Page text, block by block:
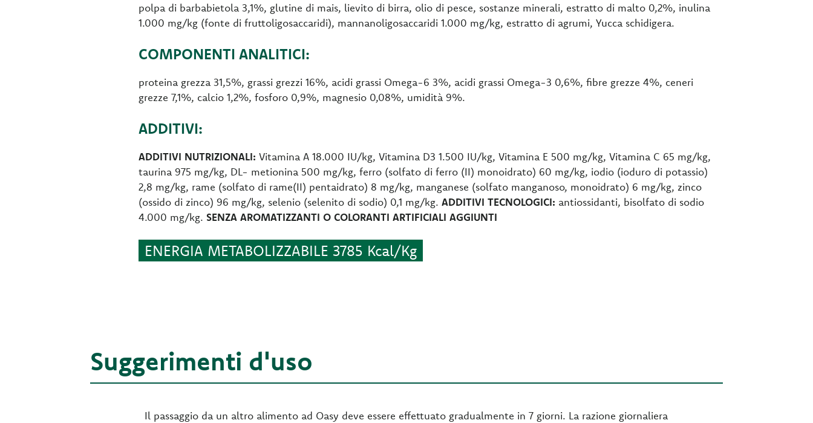
polpa di barbabietola 3,1%, glutine di mais, lievito di birra, olio di pesce, sostanze minerali, estratto di malto 0,2%, inulina
1.000 mg/kg (fonte di fruttoligosaccaridi), mannanoligosaccaridi 1.000 mg/kg, estratto di agrumi, Yucca schidigera.
COMPONENTI ANALITICI:
proteina grezza 31,5%, grassi grezzi 16%, acidi grassi Omega-6 3%, acidi grassi Omega-3 0,6%, fibre grezze 4%, ceneri
grezze 7,1%, calcio 1,2%, fosforo 0,9%, magnesio 0,08%, umidità 9%.
ADDITIVI:
ADDITIVI NUTRIZIONALI: Vitamina A 18.000 IU/kg, Vitamina D3 1.500 IU/kg, Vitamina E 500 mg/kg, Vitamina C 65 mg/kg,
taurina 975 mg/kg, DL- metionina 500 mg/kg, ferro (solfato di ferro (II) monoidrato) 60 mg/kg, iodio (ioduro di potassio)
2,8 mg/kg, rame (solfato di rame(II) pentaidrato) 8 mg/kg, manganese (solfato manganoso, monoidrato) 6 mg/kg, zinco
(ossido di zinco) 96 mg/kg, selenio (selenito di sodio) 0,1 mg/kg.ADDITIVI TECNOLOGICI: antiossidanti, bisolfato di sodio
4.000 mg/kg. SENZA AROMATIZZANTI O COLORANTI ARTIFICIALI AGGIUNTI
ENERGIA METABOLIZZABILE 3785 Kcal/Kg
Suggerimenti d'uso
Il passaggio da un altro alimento ad Oasy deve essere effettuato gradualmente in 7 giorni. La razione giornaliera